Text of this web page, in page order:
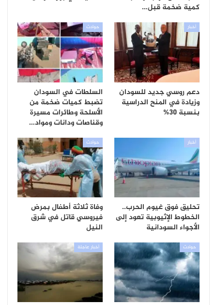
كمية ضخمة قبل…
أخبار
دعم روسي جديد للسودان
وزيادة في المنح الدراسية
بنسبة 30%
حوادث
السلطات في السودان
تضبط كميات ضخمة من
الأسلحة وطائرات مسيرة
وقناصات ودانات ومواد…
أخبار
تحليق فوق غيوم الحرب..
الخطوط الإثيوبية تعود إلى
الأجواء السودانية
حوادث
وفاة ثلاثة أطفال بمرض
فيروسي قاتل في شرق
النيل
حوادث أخبار عاجلة